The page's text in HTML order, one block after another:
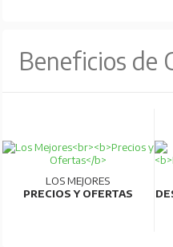
Beneficios de
LOS MEJORES
PRECIOS Y OFERTAS